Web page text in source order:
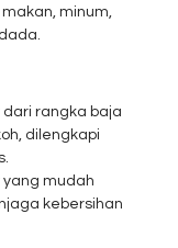
minum,
rangka baja
dilengkapi
mudah
kebersihan